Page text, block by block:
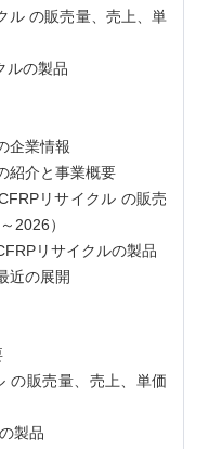
クルの製品
の企業情報
の紹介と事業概要
2026）
CFRPリサイクルの製品
最近の展開
の製品